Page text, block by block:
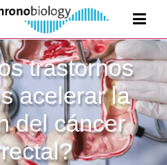
trastornos
acelerar la
del cáncer